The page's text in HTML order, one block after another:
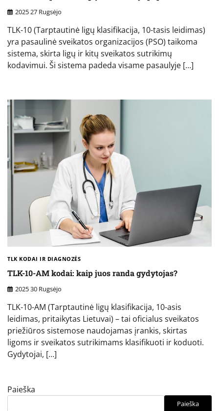
2025 27 Rugsėjo
TLK-10 (Tarptautinė ligų klasifikacija, 10-tasis leidimas)
yra pasaulinė sveikatos organizacijos (PSO) taikoma
sistema, skirta ligų ir kitų sveikatos sutrikimų
kodavimui. Ši sistema padeda visame pasaulyje […]
TLK KODAI IR DIAGNOZĖS
TLK-10-AM kodai: kaip juos randa gydytojas?
2025 30 Rugsėjo
TLK-10-AM (Tarptautinė ligų klasifikacija, 10-asis
leidimas, pritaikytas Lietuvai) – tai oficialus sveikatos
priežiūros sistemose naudojamas įrankis, skirtas
ligoms ir sveikatos sutrikimams klasifikuoti ir koduoti.
Gydytojai, […]
Paieška
Paieška